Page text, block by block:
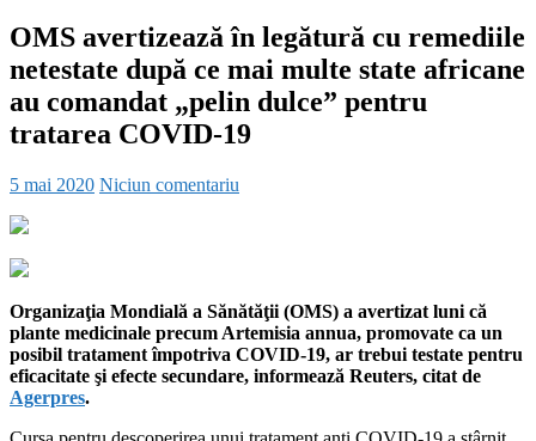
OMS avertizează în legătură cu remediile
netestate după ce mai multe state africane
au comandat „pelin dulce” pentru
tratarea COVID-19
5 mai 2020 Niciun comentariu
Organizaţia Mondială a Sănătăţii (OMS) a avertizat luni că
plante medicinale precum Artemisia annua, promovate ca un
posibil tratament împotriva COVID-19, ar trebui testate pentru
eficacitate şi efecte secundare, informează Reuters, citat de
Agerpres.